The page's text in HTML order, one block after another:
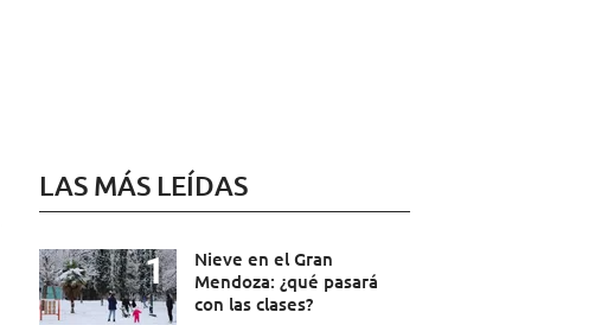
LAS MÁS LEÍDAS
Nieve en el Gran
Mendoza: ¿qué pasará
con las clases?